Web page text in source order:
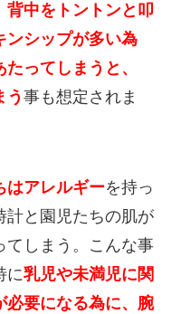
背中をトントンと叩
ンシップが多い為
ってしまうと、
う事も想定されま
はアレルギーを持っ
計と園児たちの肌が
てしまう。こんな事
に乳児や未満児に関
必要になる為に、腕